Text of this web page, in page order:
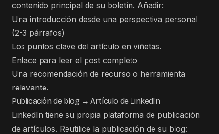
contenido principal de su boletín. Añadir:
Una introducción desde una perspectiva personal
(2-3 párrafos)
Los puntos clave del artículo en viñetas.
Enlace para leer el post completo
Una recomendación de recurso o herramienta
relevante.
Publicación de blog → Artículo de LinkedIn
LinkedIn tiene su propia plataforma de publicación
de artículos. Reutilice la publicación de su blog: